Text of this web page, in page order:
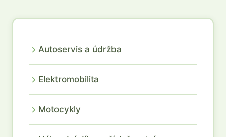
Autoservis a údržba
Elektromobilita
Motocykly